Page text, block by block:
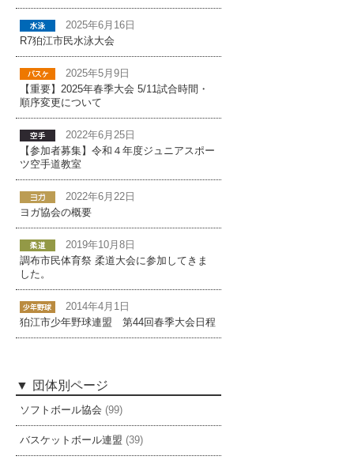
2025年6月16日
R7狛江市民水泳大会
2025年5月9日
【重要】2025年春季大会 5/11試合時間・
順序変更について
2022年6月25日
【参加者募集】令和４年度ジュニアスポー
ツ空手道教室
2022年6月22日
ヨガ協会の概要
2019年10月8日
調布市民体育祭 柔道大会に参加してきま
した。
2014年4月1日
狛江市少年野球連盟 第44回春季大会日程
団体別ページ
ソフトボール協会 (99)
バスケットボール連盟 (39)